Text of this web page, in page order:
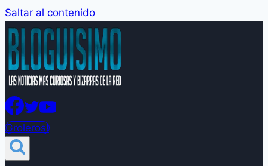
Saltar al contenido
Groleros!